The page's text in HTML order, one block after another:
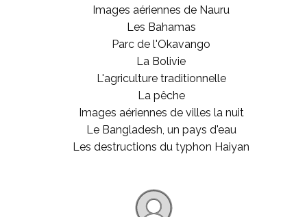
Images aériennes de Nauru
Les Bahamas
Parc de l'Okavango
La Bolivie
L'agriculture traditionnelle
La pêche
Images aériennes de villes la nuit
Le Bangladesh, un pays d'eau
Les destructions du typhon Haiyan